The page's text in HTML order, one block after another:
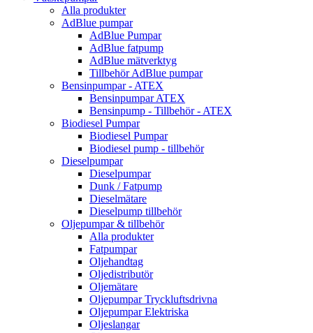
Alla produkter
AdBlue pumpar
AdBlue Pumpar
AdBlue fatpump
AdBlue mätverktyg
Tillbehör AdBlue pumpar
Bensinpumpar - ATEX
Bensinpumpar ATEX
Bensinpump - Tillbehör - ATEX
Biodiesel Pumpar
Biodiesel Pumpar
Biodiesel pump - tillbehör
Dieselpumpar
Dieselpumpar
Dunk / Fatpump
Dieselmätare
Dieselpump tillbehör
Oljepumpar & tillbehör
Alla produkter
Fatpumpar
Oljehandtag
Oljedistributör
Oljemätare
Oljepumpar Tryckluftsdrivna
Oljepumpar Elektriska
Oljeslangar